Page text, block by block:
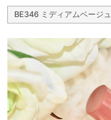
BE346 ミディアムベージュ